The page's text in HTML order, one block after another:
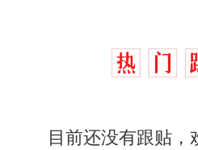
目前还没有跟贴，